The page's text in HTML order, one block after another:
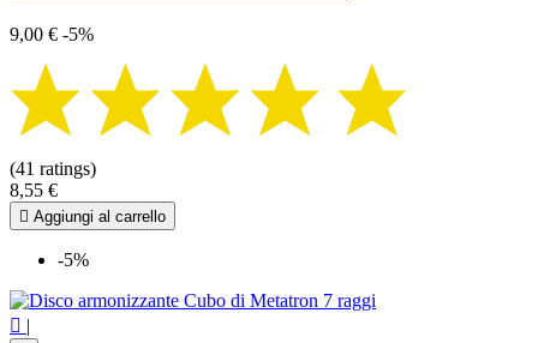
9,00 € -5%
(41 ratings)
8,55 €
 Aggiungi al carrello
-5%
 |